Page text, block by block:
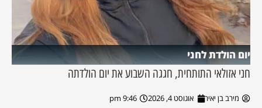
יום הולדת לחני
חני אזולאי התותחית, חגגה השבוע את יום הולדתה
מירב בן יאיר אוגוסט 4, 2026 9:46 pm